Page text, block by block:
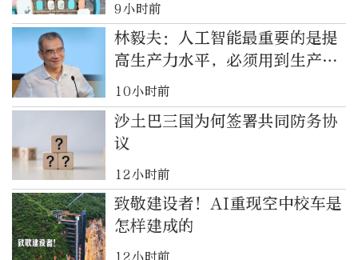
9小时前
林毅夫：人工智能最重要的是提
高生产力水平，必须用到生产、
社会各方面活动中
10小时前
沙土巴三国为何签署共同防务协
议
12小时前
致敬建设者！AI重现空中校车是
怎样建成的
12小时前